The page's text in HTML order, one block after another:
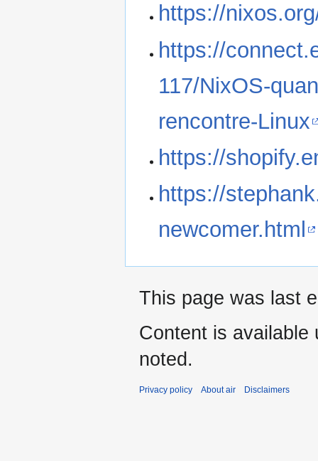
https://
https://
117/NixOS-
rencontre-Linux
https://
https://
newcomer.html
This page was last
Content is available
noted.
Privacy policy About air Disclaimers